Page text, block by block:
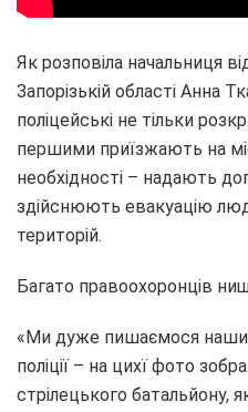
Як розповіла начальниця
Запорізькій області Анна
поліцейські не тільки
першими приїзжають на
необхідності – надають
здійснюють евакуацію
територій.
Багато правоохоронців
«Ми дуже пишаємося
поліції – на цихї фото
стрілецького батальйону,